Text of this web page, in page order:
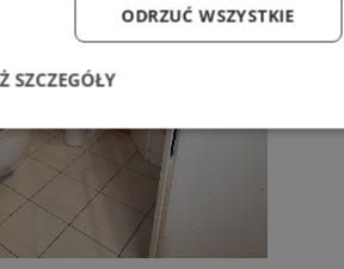
ODRZUĆ WSZYSTKIE
SZCZEGÓŁY
Wydajność Targetowanie